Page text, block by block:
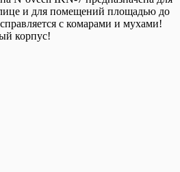
и для помещений площадью до
с комарами и мухами!
корпус!